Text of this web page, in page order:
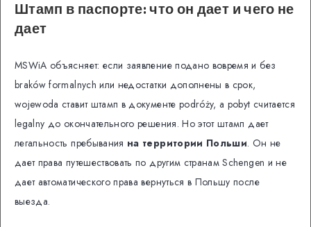
Штамп в паспорте: что он дает и чего не
дает
MSWiA объясняет: если заявление подано вовремя и без
braków formalnych или недостатки дополнены в срок,
wojewoda ставит штамп в документе podróży, а pobyt считается
legalny до окончательного решения. Но этот штамп дает
легальность пребывания на территории Польши. Он не
дает права путешествовать по другим странам Schengen и не
дает автоматического права вернуться в Польшу после
выезда.